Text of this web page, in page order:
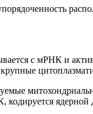
с мРНК и
кодируется